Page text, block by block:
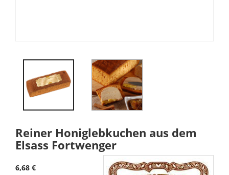
Reiner Honiglebkuchen aus dem
Elsass Fortwenger
6,68 €